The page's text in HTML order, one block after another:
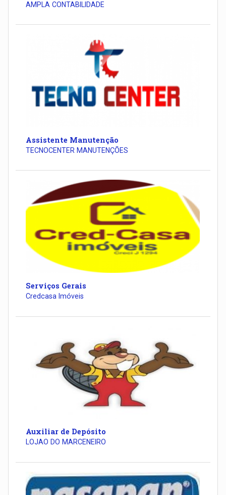
AMPLA CONTABILIDADE
Assistente Manutenção
TECNOCENTER MANUTENÇÕES
Serviços Gerais
Credcasa Imóveis
Auxiliar de Depósito
LOJAO DO MARCENEIRO